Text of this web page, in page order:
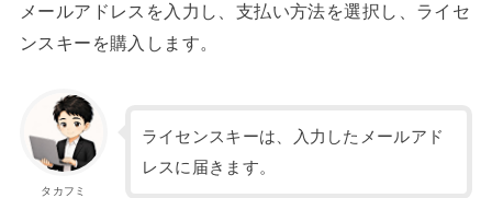
メールアドレスを入力し、支払い方法を選択し、ライセ
ンスキーを購入します。
タカフミ
ライセンスキーは、入力したメールアド
レスに届きます。